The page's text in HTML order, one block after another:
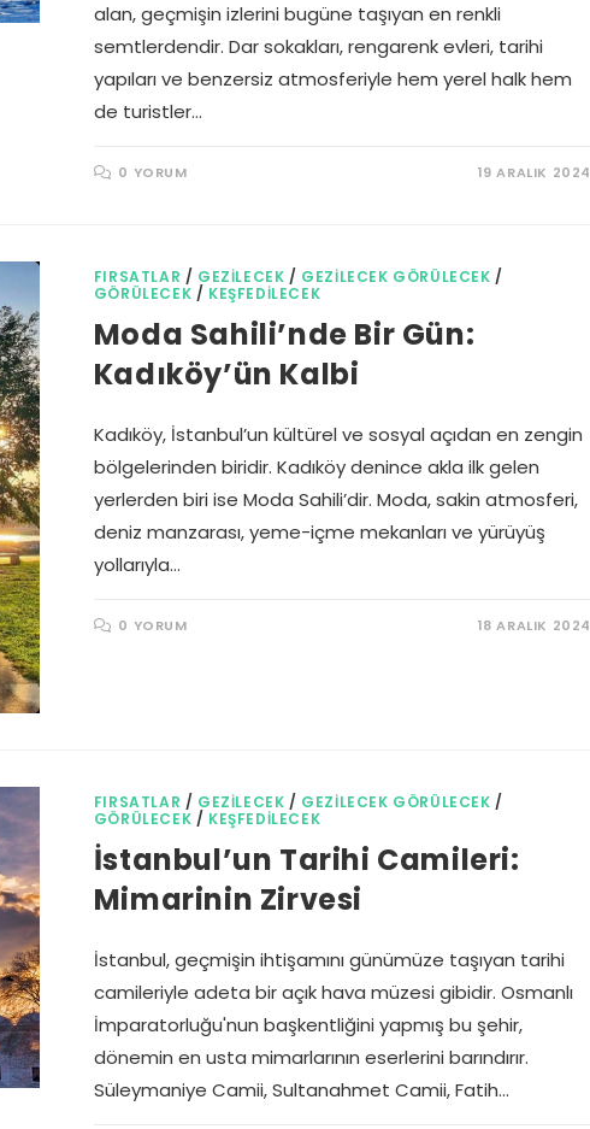
alan, geçmişin izlerini bugüne taşıyan en renkli
semtlerdendir. Dar sokakları, rengarenk evleri, tarihi
yapıları ve benzersiz atmosferiyle hem yerel halk hem
de turistler…
0 YORUM 19 ARALIK 2024
FIRSATLAR / GEZILECEK / GEZILECEK GÖRÜLECEK /
GÖRÜLECEK / KEŞFEDILECEK
Moda Sahili’nde Bir Gün:
Kadıköy’ün Kalbi
Kadıköy, İstanbul’un kültürel ve sosyal açıdan en zengin
bölgelerinden biridir. Kadıköy denince akla ilk gelen
yerlerden biri ise Moda Sahili’dir. Moda, sakin atmosferi,
deniz manzarası, yeme-içme mekanları ve yürüyüş
yollarıyla…
0 YORUM 18 ARALIK 2024
FIRSATLAR / GEZILECEK / GEZILECEK GÖRÜLECEK /
GÖRÜLECEK / KEŞFEDILECEK
İstanbul’un Tarihi Camileri:
Mimarinin Zirvesi
İstanbul, geçmişin ihtişamını günümüze taşıyan tarihi
camileriyle adeta bir açık hava müzesi gibidir. Osmanlı
İmparatorluğu'nun başkentliğini yapmış bu şehir,
dönemin en usta mimarlarının eserlerini barındırır.
Süleymaniye Camii, Sultanahmet Camii, Fatih…